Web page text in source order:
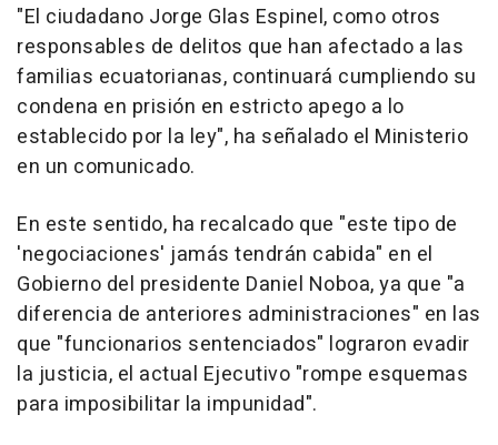
"El ciudadano Jorge Glas Espinel, como otros
responsables de delitos que han afectado a las
familias ecuatorianas, continuará cumpliendo su
condena en prisión en estricto apego a lo
establecido por la ley", ha señalado el Ministerio
en un comunicado.
En este sentido, ha recalcado que "este tipo de
'negociaciones' jamás tendrán cabida" en el
Gobierno del presidente Daniel Noboa, ya que "a
diferencia de anteriores administraciones" en las
que "funcionarios sentenciados" lograron evadir
la justicia, el actual Ejecutivo "rompe esquemas
para imposibilitar la impunidad".